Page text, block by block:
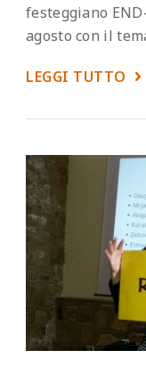
festeggiano
agosto con il
LEGGI TUTTO